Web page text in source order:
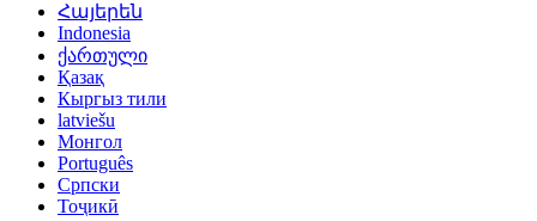
Հայերեն
Indonesia
ქართული
Қазақ
Кыргыз тили
latviešu
Монгол
Português
Српски
Тоҷикӣ